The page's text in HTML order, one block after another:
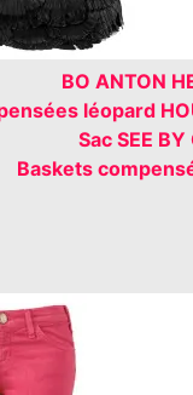
BO ANTON
léopard
Sac SEE BY
Baskets